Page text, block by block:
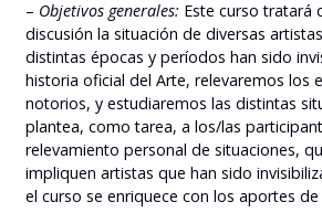
– Objetivos generales: Este curso tratará
discusión la situación de diversas
distintas épocas y períodos han sido
historia oficial del Arte, relevaremos los
notorios, y estudiaremos las distintas
plantea, como tarea, a los/las
relevamiento personal de situaciones,
impliquen artistas que han sido
el curso se enriquece con los aportes